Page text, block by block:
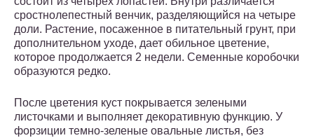
сростнолепестный венчик, разделяющийся на четыре
доли. Растение, посаженное в питательный грунт, при
дополнительном уходе, дает обильное цветение,
которое продолжается 2 недели. Семенные коробочки
образуются редко.
После цветения куст покрывается зелеными
листочками и выполняет декоративную функцию. У
форзиции темно-зеленые овальные листья, без